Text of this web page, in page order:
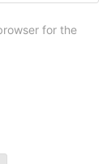
for the